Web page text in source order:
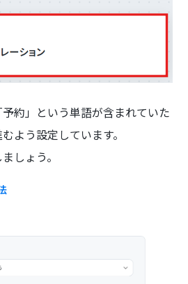
約」という単語が含まれていた
よう設定しています。
しょう。